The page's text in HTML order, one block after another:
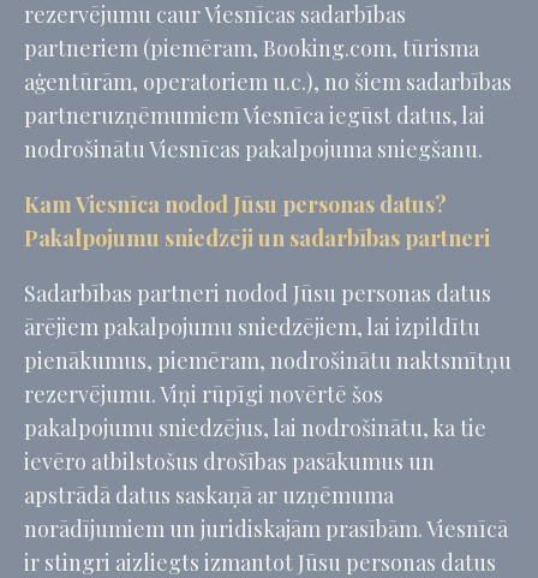
rezervējumu caur Viesnīcas sadarbības
partneriem (piemēram, Booking.com, tūrisma
aģentūrām, operatoriem u.c.), no šiem sadarbības
partneruzņēmumiem Viesnīca iegūst datus, lai
nodrošinātu Viesnīcas pakalpojuma sniegšanu.
Kam Viesnīca nodod Jūsu personas datus?
Pakalpojumu sniedzēji un sadarbības partneri
Sadarbības partneri nodod Jūsu personas datus
ārējiem pakalpojumu sniedzējiem, lai izpildītu
pienākumus, piemēram, nodrošinātu naktsmītņu
rezervējumu. Viņi rūpīgi novērtē šos
pakalpojumu sniedzējus, lai nodrošinātu, ka tie
ievēro atbilstošus drošības pasākumus un
apstrādā datus saskaņā ar uzņēmuma
norādījumiem un juridiskajām prasībām. Viesnīcā
ir stingri aizliegts izmantot Jūsu personas datus